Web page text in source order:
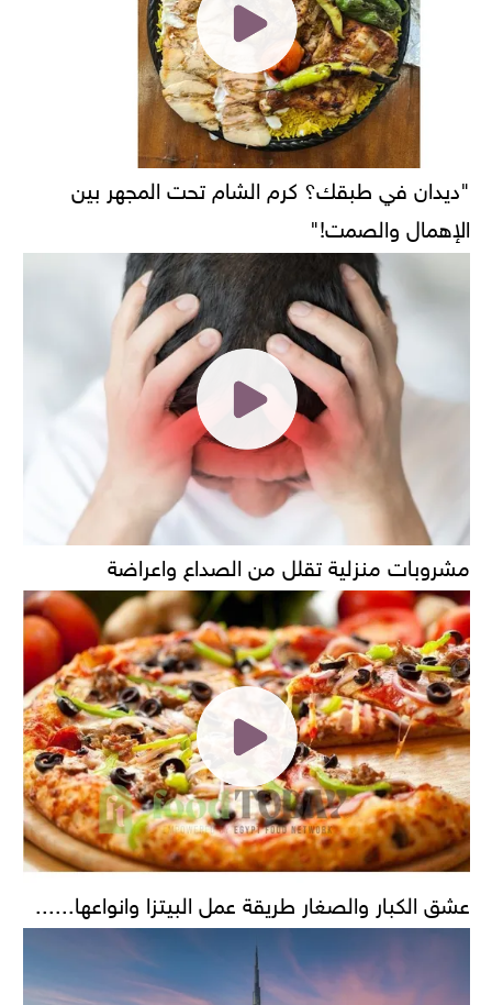
"ديدان في طبقك؟ كرم الشام تحت المجهر بين
الإهمال والصمت!"
مشروبات منزلية تقلل من الصداع واعراضة
عشق الكبار والصغار طريقة عمل البيتزا وانواعها......